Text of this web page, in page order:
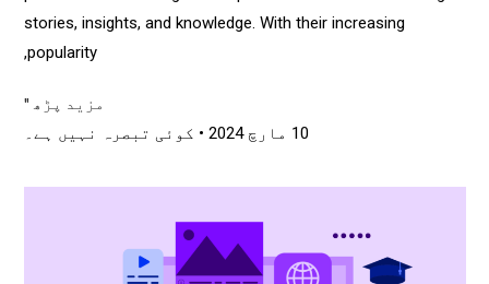
stories, insights, and knowledge. With their increasing
popularity,
مزید پڑھ "
10 مارچ 2024 کوئی تبصرہ نہیں ہے۔